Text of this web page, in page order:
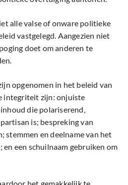
alle valse of onware politieke
vastgelegd. Aangezien niet
doet om anderen te
opgenomen in het beleid van
integriteit zijn: onjuiste
die polariserend,
is; bespreking van
stemmen en deelname van het
een schuilnaam gebruiken om